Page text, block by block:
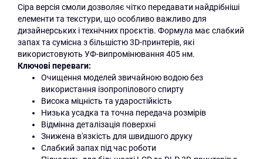
Сіра версія смоли дозволяє чітко передавати найдрібніші
елементи та текстури, що особливо важливо для
дизайнерських і технічних проєктів. Формула має слабкий
запах та сумісна з більшістю 3D-принтерів, які
використовують УФ-випромінювання 405 нм.
Ключові переваги:
Очищення моделей звичайною водою без
використання ізопропілового спирту
Висока міцність та ударостійкість
Низька усадка та точна передача розмірів
Відмінна деталізація поверхні
Знижена в'язкість для швидшого друку
Слабкий запах під час роботи